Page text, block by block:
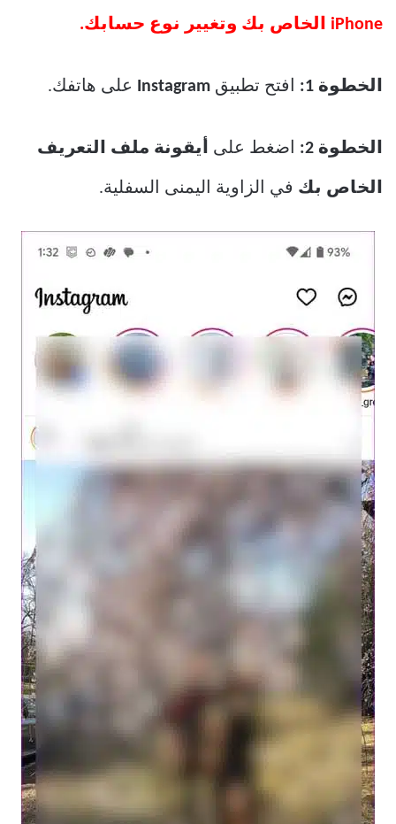
iPhone الخاص بك وتغيير نوع حسابك.
الخطوة 1: افتح تطبيق Instagram على هاتفك.
الخطوة 2: اضغط على أيقونة ملف التعريف
الخاص بك في الزاوية اليمنى السفلية.